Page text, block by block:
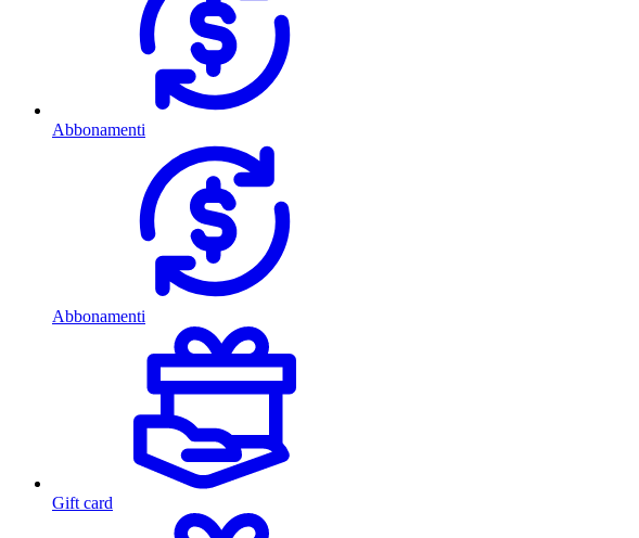
Abbonamenti
Abbonamenti
Gift card